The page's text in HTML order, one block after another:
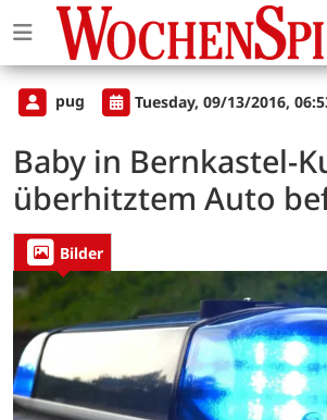
pug Tuesday, 09/13/2016,
Baby in Bernkastel-
überhitztem Auto
Bilder